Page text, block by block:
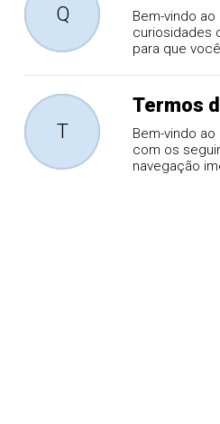
Q
Bem-vindo
curiosidades
para que
T
Termos
Bem-vindo
com os
navegação